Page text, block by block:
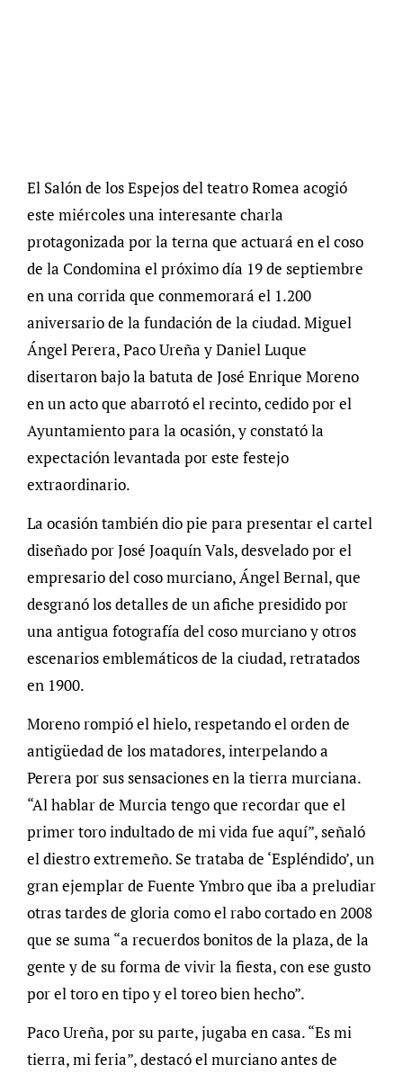
El Salón de los Espejos del teatro Romea acogió
este miércoles una interesante charla
protagonizada por la terna que actuará en el coso
de la Condomina el próximo día 19 de septiembre
en una corrida que conmemorará el 1.200
aniversario de la fundación de la ciudad. Miguel
Ángel Perera, Paco Ureña y Daniel Luque
disertaron bajo la batuta de José Enrique Moreno
en un acto que abarrotó el recinto, cedido por el
Ayuntamiento para la ocasión, y constató la
expectación levantada por este festejo
extraordinario.
La ocasión también dio pie para presentar el cartel
diseñado por José Joaquín Vals, desvelado por el
empresario del coso murciano, Ángel Bernal, que
desgranó los detalles de un afiche presidido por
una antigua fotografía del coso murciano y otros
escenarios emblemáticos de la ciudad, retratados
en 1900.
Moreno rompió el hielo, respetando el orden de
antigüedad de los matadores, interpelando a
Perera por sus sensaciones en la tierra murciana.
“Al hablar de Murcia tengo que recordar que el
primer toro indultado de mi vida fue aquí”, señaló
el diestro extremeño. Se trataba de ‘Espléndido’, un
gran ejemplar de Fuente Ymbro que iba a preludiar
otras tardes de gloria como el rabo cortado en 2008
que se suma “a recuerdos bonitos de la plaza, de la
gente y de su forma de vivir la fiesta, con ese gusto
por el toro en tipo y el toreo bien hecho”.
Paco Ureña, por su parte, jugaba en casa. “Es mi
tierra, mi feria”, destacó el murciano antes de